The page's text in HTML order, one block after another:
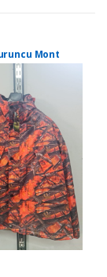
Mont